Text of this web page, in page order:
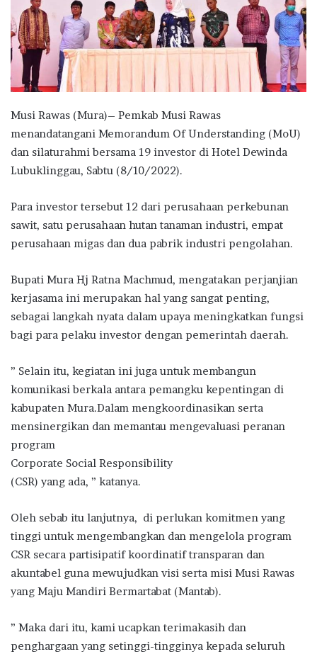
Musi Rawas (Mura)– Pemkab Musi Rawas
menandatangani Memorandum Of Understanding (MoU)
dan silaturahmi bersama 19 investor di Hotel Dewinda
Lubuklinggau, Sabtu (8/10/2022).
Para investor tersebut 12 dari perusahaan perkebunan
sawit, satu perusahaan hutan tanaman industri, empat
perusahaan migas dan dua pabrik industri pengolahan.
Bupati Mura Hj Ratna Machmud, mengatakan perjanjian
kerjasama ini merupakan hal yang sangat penting,
sebagai langkah nyata dalam upaya meningkatkan fungsi
bagi para pelaku investor dengan pemerintah daerah.
” Selain itu, kegiatan ini juga untuk membangun
komunikasi berkala antara pemangku kepentingan di
kabupaten Mura.Dalam mengkoordinasikan serta
mensinergikan dan memantau mengevaluasi peranan
program
Corporate Social Responsibility
(CSR) yang ada, ” katanya.
Oleh sebab itu lanjutnya, di perlukan komitmen yang
tinggi untuk mengembangkan dan mengelola program
CSR secara partisipatif koordinatif transparan dan
akuntabel guna mewujudkan visi serta misi Musi Rawas
yang Maju Mandiri Bermartabat (Mantab).
” Maka dari itu, kami ucapkan terimakasih dan
penghargaan yang setinggi-tingginya kepada seluruh